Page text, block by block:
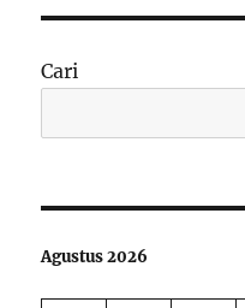
Cari
Agustus 2026